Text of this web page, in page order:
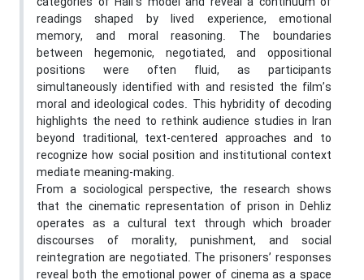
readings shaped by lived experience, emotional
memory, and moral reasoning. The boundaries
between hegemonic, negotiated, and oppositional
positions were often fluid, as participants
simultaneously identified with and resisted the film’s
moral and ideological codes. This hybridity of decoding
highlights the need to rethink audience studies in Iran
beyond traditional, text-centered approaches and to
recognize how social position and institutional context
mediate meaning-making.
From a sociological perspective, the research shows
that the cinematic representation of prison in Dehliz
operates as a cultural text through which broader
discourses of morality, punishment, and social
reintegration are negotiated. The prisoners’ responses
reveal both the emotional power of cinema as a space